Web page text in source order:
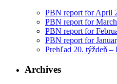
PBN report for April
PBN report for
PBN report for
PBN report for
Prehľad 20. týždeň –
Archives